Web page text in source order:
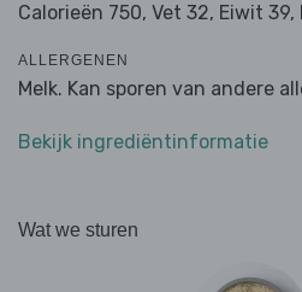
Calorieën 750, Vet 32, Eiwit 39,
ALLERGENEN
Melk. Kan sporen van andere
Bekijk ingrediëntinformatie
Wat we sturen